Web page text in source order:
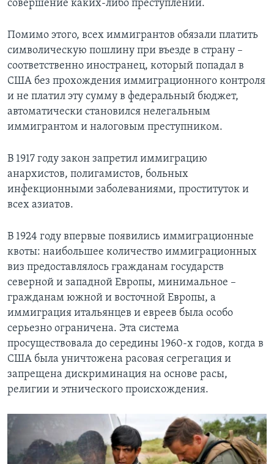
совершение каких-либо преступлений.
Помимо этого, всех иммигрантов обязали платить
символическую пошлину при въезде в страну –
соответственно иностранец, который попадал в
США без прохождения иммиграционного контроля
и не платил эту сумму в федеральный бюджет,
автоматически становился нелегальным
иммигрантом и налоговым преступником.
В 1917 году закон запретил иммиграцию
анархистов, полигамистов, больных
инфекционными заболеваниями, проституток и
всех азиатов.
В 1924 году впервые появились иммиграционные
квоты: наибольшее количество иммиграционных
виз предоставлялось гражданам государств
северной и западной Европы, минимальное –
гражданам южной и восточной Европы, а
иммиграция итальянцев и евреев была особо
серьезно ограничена. Эта система
просуществовала до середины 1960-х годов, когда в
США была уничтожена расовая сегрегация и
запрещена дискриминация на основе расы,
религии и этнического происхождения.